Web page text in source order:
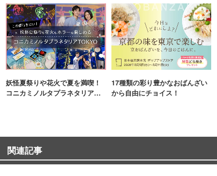
妖怪夏祭りや花火で夏を満喫！
コニカミノルタプラネタリア
17種類の彩り豊かなおばんざい
から自由にチョイス！
関連記事